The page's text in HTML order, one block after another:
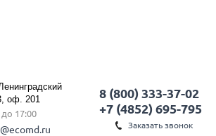
8 (800) 333-37-02
+7 (4852) 695-795
Заказать звонок
оф. 201
до 17:00